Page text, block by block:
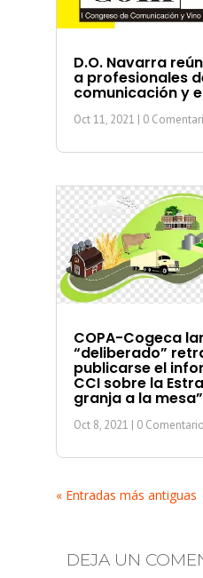
D.O. Navarra
a profesionales
comunicación y
Oct 11, 2021 | 0
COPA-Cogeca
“deliberado”
publicarse el
CCI sobre la
granja a la mesa”
Oct 8, 2021 | 0 Comentario
« Entradas más antiguas
DEJA UN